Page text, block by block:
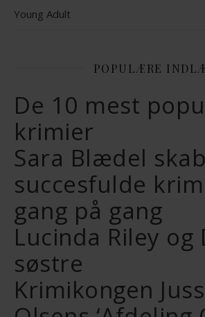
Young Adult
POPULÆRE
De 10 mest
krimier
Sara Blædel
succesfulde
gang på gang
Lucinda Riley og
søstre
Krimikongen